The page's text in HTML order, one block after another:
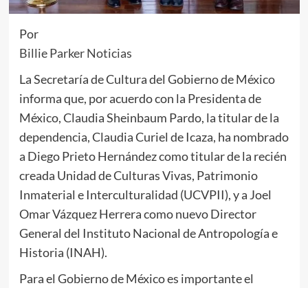
Por
Billie Parker Noticias
La Secretaría de Cultura del Gobierno de México
informa que, por acuerdo con la Presidenta de
México, Claudia Sheinbaum Pardo, la titular de la
dependencia, Claudia Curiel de Icaza, ha nombrado
a Diego Prieto Hernández como titular de la recién
creada Unidad de Culturas Vivas, Patrimonio
Inmaterial e Interculturalidad (UCVPII), y a Joel
Omar Vázquez Herrera como nuevo Director
General del Instituto Nacional de Antropología e
Historia (INAH).
Para el Gobierno de México es importante el